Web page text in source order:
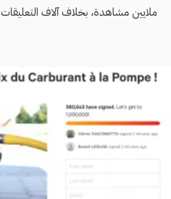
ملايين مشاهدة، بخلاف آلاف التعليقات